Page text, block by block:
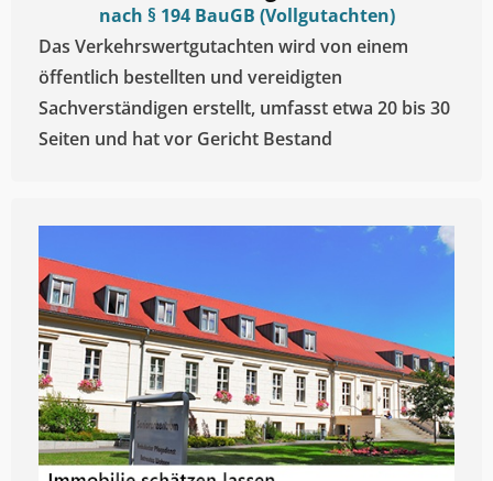
nach § 194 BauGB (Vollgutachten)
Das Verkehrswertgutachten wird von einem
öffentlich bestellten und vereidigten
Sachverständigen erstellt, umfasst etwa 20 bis 30
Seiten und hat vor Gericht Bestand